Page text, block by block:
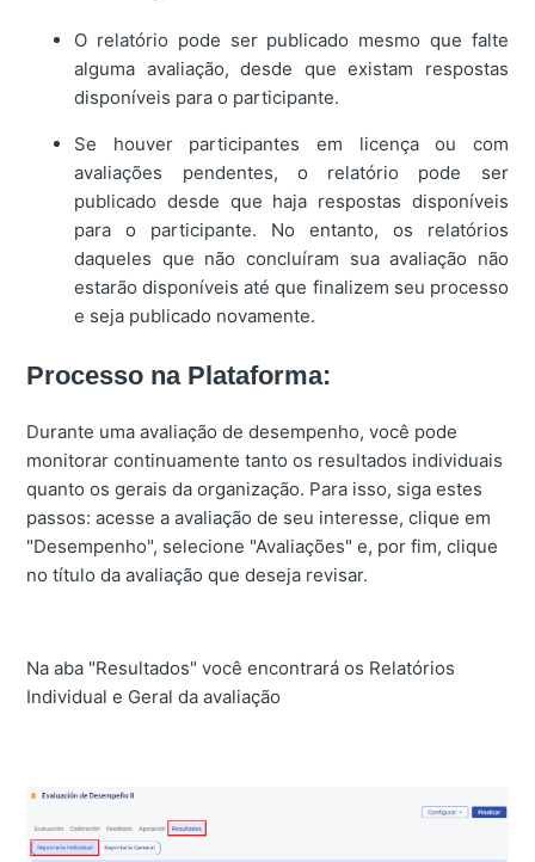
O relatório pode ser publicado mesmo que falte
alguma avaliação, desde que existam respostas
disponíveis para o participante.
Se houver participantes em licença ou com
avaliações pendentes, o relatório pode ser
publicado desde que haja respostas disponíveis
para o participante. No entanto, os relatórios
daqueles que não concluíram sua avaliação não
estarão disponíveis até que finalizem seu processo
e seja publicado novamente.
Processo na Plataforma:
Durante uma avaliação de desempenho, você pode
monitorar continuamente tanto os resultados individuais
quanto os gerais da organização. Para isso, siga estes
passos: acesse a avaliação de seu interesse, clique em
"Desempenho", selecione "Avaliações" e, por fim, clique
no título da avaliação que deseja revisar.
Na aba "Resultados" você encontrará os Relatórios
Individual e Geral da avaliação